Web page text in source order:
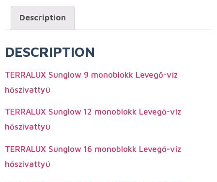
Description
DESCRIPTION
TERRALUX Sunglow 9 monoblokk Levegő-víz
hőszivattyú
TERRALUX Sunglow 12 monoblokk Levegő-víz
hőszivattyú
TERRALUX Sunglow 16 monoblokk Levegő-víz
hőszivattyú